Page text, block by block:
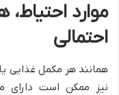
موارد
احتمالی
همانند هر مکمل غذایی
نیز ممکن است دارای